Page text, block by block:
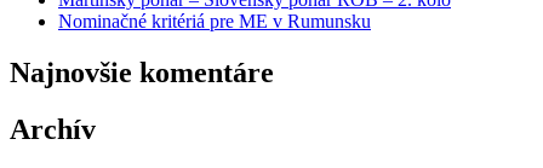
Nominačné kritériá pre ME v Rumunsku
Najnovšie komentáre
Archív